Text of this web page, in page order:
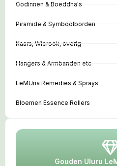
Godinnen & Boeddha's
Piramide & Symboolborden
Kaars, Wierook, overig
Hangers & Armbanden etc
LeMUria Remedies & Sprays
Bloemen Essence Rollers
Gouden Uluru